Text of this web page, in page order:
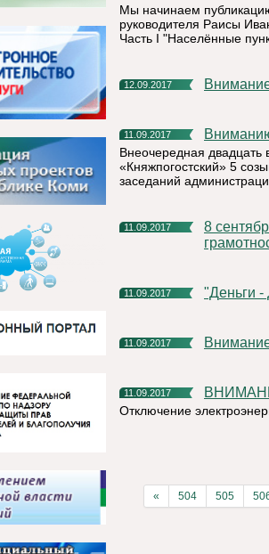
Мы начинаем
руководителя Раисы
Часть I "Населённые
12.09.2017
11.09.2017
Внеочередная двадцать
«Княжпогостский» 5
заседаний
11.09.2017
8 сентября 2017г в России проходил День финансовой
11.09.2017 "Деньги
11.09.2017
11.09.2017
Отключение
« 504 505